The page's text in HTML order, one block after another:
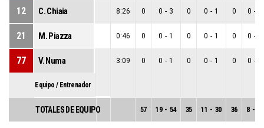
12 C. Chiaia 8:26 0 0 - 3 0 0 - 1 0 0 -
21 M. Piazza 0:46 0 0 - 1 0 0 - 1 0 0 -
77 V. Numa 3:09 0 0 - 1 0 0 - 1 0 0 -
Equipo / Entrenador
TOTALES DE EQUIPO 57 19 - 54 35 11 - 30 36 8 -